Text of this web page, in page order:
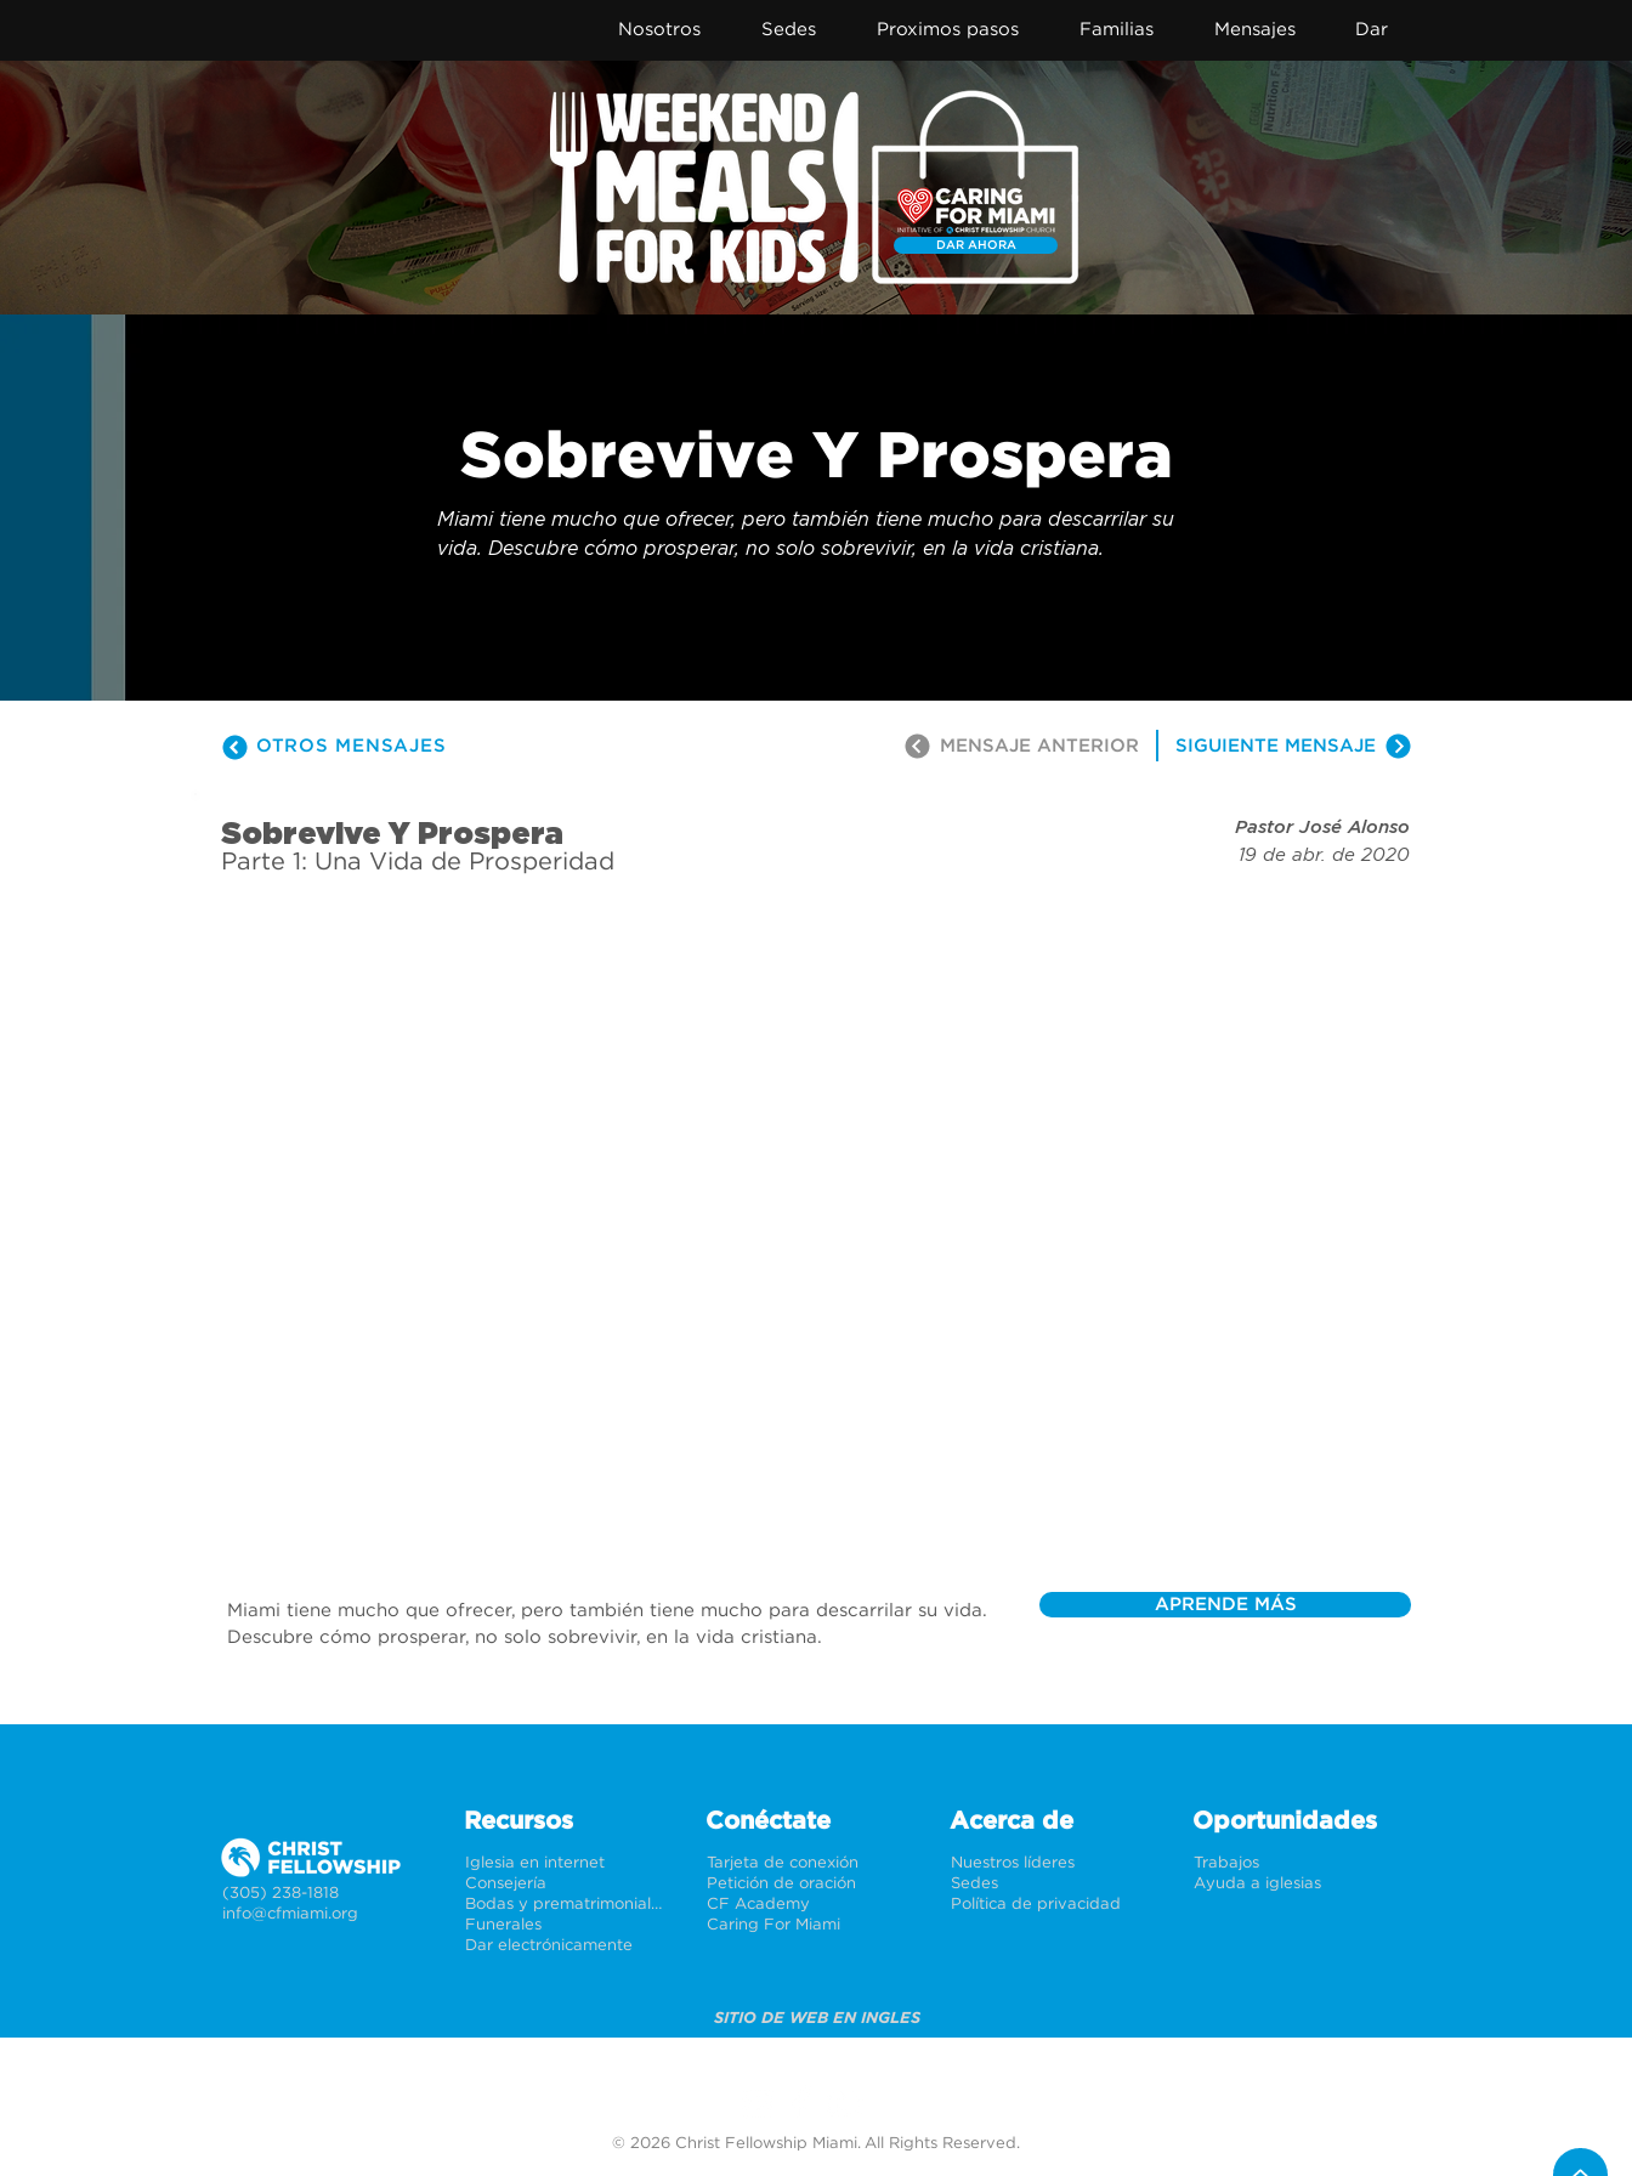
Nosotros Sedes Proximos pasos Familias Mensajes Dar
DAR AHORA
Sobrevive Y Prospera
Miami tiene mucho que ofrecer, pero también tiene mucho para descarrilar su
vida. Descubre cómo prosperar, no solo sobrevivir, en la vida cristiana.
OTROS MENSAJES MENSAJE ANTERIOR SIGUIENTE MENSAJE
Sobrevive Y Prospera
Parte 1: Una Vida de Prosperidad
Pastor José Alonso
19 de abr. de 2020
Miami tiene mucho que ofrecer, pero también tiene mucho para descarrilar su vida.
Descubre cómo prosperar, no solo sobrevivir, en la vida cristiana.
APRENDE MÁS
(305) 238-1818
info@cfmiami.org
Recursos
Iglesia en internet
Consejería
Bodas y prematrimoniales
Funerales
Dar electrónicamente
Conéctate
Tarjeta de conexión
Petición de oración
CF Academy
Caring For Miami
Acerca de
Nuestros líderes
Sedes
Política de privacidad
Oportunidades
Trabajos
Ayuda a iglesias
SITIO DE WEB EN INGLES
© 2026 Christ Fellowship Miami. All Rights Reserved.